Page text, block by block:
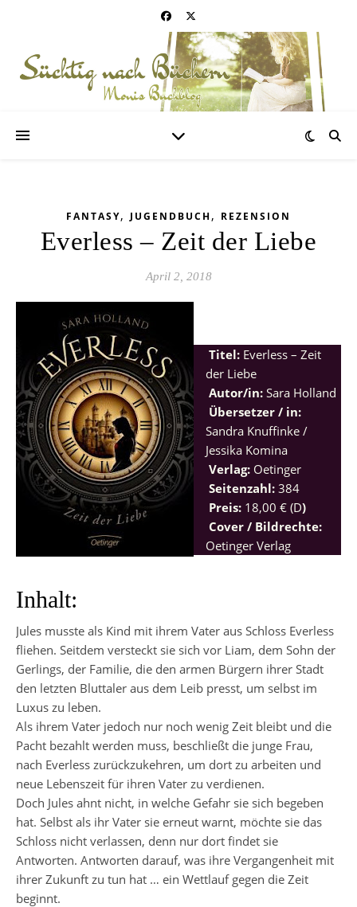
FANTASY, JUGENDBUCH, REZENSION
Everless – Zeit der Liebe
April 2, 2018
Titel: Everless – Zeit
der Liebe
Autor/in: Sara Holland
Übersetzer / in:
Sandra Knuffinke /
Jessika Komina
Verlag: Oetinger
Seitenzahl: 384
Preis: 18,00 € (D)
Cover / Bildrechte:
Oetinger Verlag
Inhalt:
Jules musste als Kind mit ihrem Vater aus Schloss Everless
fliehen. Seitdem versteckt sie sich vor Liam, dem Sohn der
Gerlings, der Familie, die den armen Bürgern ihrer Stadt
den letzten Bluttaler aus dem Leib presst, um selbst im
Luxus zu leben.
Als ihrem Vater jedoch nur noch wenig Zeit bleibt und die
Pacht bezahlt werden muss, beschließt die junge Frau,
nach Everless zurückzukehren, um dort zu arbeiten und
neue Lebenszeit für ihren Vater zu verdienen.
Doch Jules ahnt nicht, in welche Gefahr sie sich begeben
hat. Selbst als ihr Vater sie erneut warnt, möchte sie das
Schloss nicht verlassen, denn nur dort findet sie
Antworten. Antworten darauf, was ihre Vergangenheit mit
ihrer Zukunft zu tun hat … ein Wettlauf gegen die Zeit
beginnt.